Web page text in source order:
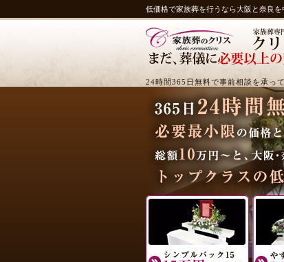
低価格で家族葬を行うなら大阪と奈良
24時間365日無料で事前相談を承って